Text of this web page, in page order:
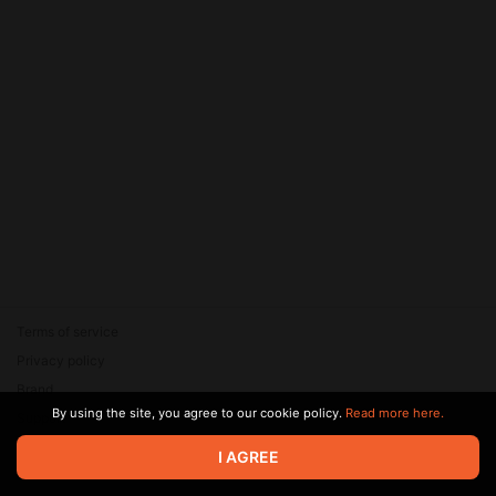
© 2026 Zaya Solutions Limited. All rights reserved. All trademarks
are the property of their respective owners.
Brand
SupportBy using the site, you agree to our cookie policy. Read more here.
I AGREE